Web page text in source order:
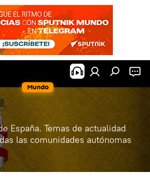
Mundo
España. Temas de actualidad
las comunidades autónomas